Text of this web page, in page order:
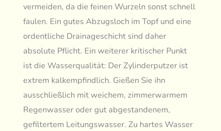
vermeiden, da die feinen Wurzeln sonst schnell
faulen. Ein gutes Abzugsloch im Topf und eine
ordentliche Drainageschicht sind daher
absolute Pflicht. Ein weiterer kritischer Punkt
ist die Wasserqualität: Der Zylinderputzer ist
extrem kalkempfindlich. Gießen Sie ihn
ausschließlich mit weichem, zimmerwarmem
Regenwasser oder gut abgestandenem,
gefiltertem Leitungswasser. Zu hartes Wasser